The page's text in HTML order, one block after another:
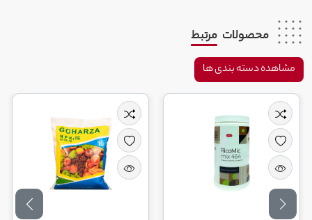
محصولات مرتبط
مشاهده دسته بندی ها